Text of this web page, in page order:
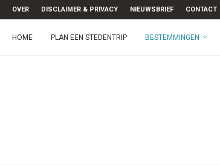
OVER DISCLAIMER & PRIVACY NIEUWSBRIEF CONTACT
HOME PLAN EEN STEDENTRIP BESTEMMINGEN